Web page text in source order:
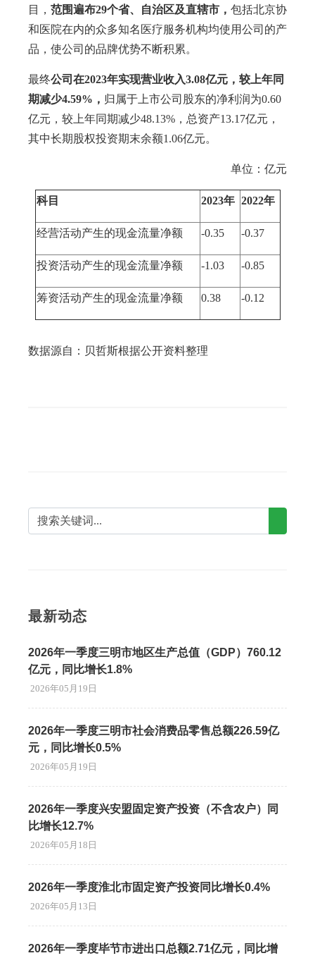
目， 范围遍布29个省、自治区及直辖市， 包括北京协
和医院在内的众多知名医疗服务机构均使用公司的产
品，使公司的品牌优势不断积累。
最终公司在2023年实现营业收入3.08亿元，较上年同
期减少4.59%， 归属于上市公司股东的净利润为0.60
亿元，较上年同期减少48.13%，总资产13.17亿元，
其中长期股权投资期末余额1.06亿元。
单位：亿元
科目 2023年 2022年
经营活动产生的现金流量净额 -0.35 -0.37
投资活动产生的现金流量净额 -1.03 -0.85
筹资活动产生的现金流量净额 0.38 -0.12
数据源自：贝哲斯根据公开资料整理
最新动态
2026年一季度三明市地区生产总值（GDP）760.12
亿元，同比增长1.8%
2026年05月19日
2026年一季度三明市社会消费品零售总额226.59亿
元，同比增长0.5%
2026年05月19日
2026年一季度兴安盟固定资产投资（不含农户）同
比增长12.7%
2026年05月18日
2026年一季度淮北市固定资产投资同比增长0.4%
2026年05月13日
2026年一季度毕节市进出口总额2.71亿元，同比增